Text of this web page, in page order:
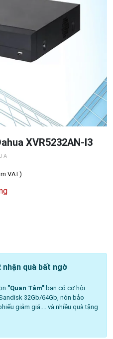
XVR5232AN-I3
VAT)
nhận quà bất ngờ
"Quan Tâm"bạn có cơ hội
32Gb/64Gb, nón bảo
giảm giá.... và nhiều quà tặng